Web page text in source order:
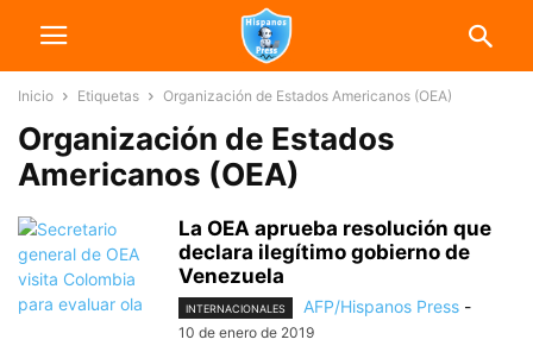
Inicio Etiquetas Organización de Estados Americanos (OEA)
Organización de Estados
Americanos (OEA)
La OEA aprueba resolución que
declara ilegítimo gobierno de
Venezuela
INTERNACIONALES AFP/Hispanos Press -
10 de enero de 2019